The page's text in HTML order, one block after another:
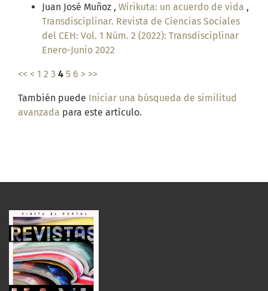
Juan José Muñoz , Wirikuta: un acuerdo de vida ,
Transdisciplinar. Revista de Ciencias Sociales
del CEH: Vol. 1 Núm. 2 (2022): Transdisciplinar
Enero-Junio 2022
<< < 1 2 3 4 5 6 > >>
También puede Iniciar una búsqueda de similitud
avanzada para este artículo.